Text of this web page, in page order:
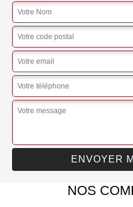
NOS